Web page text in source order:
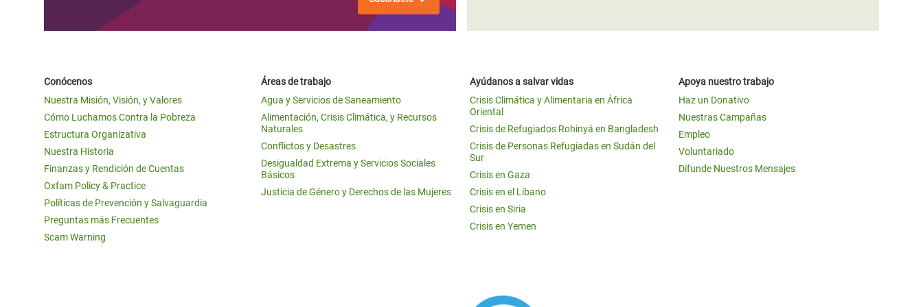
Conócenos
Nuestra Misión, Visión, y Valores
Cómo Luchamos Contra la Pobreza
Estructura Organizativa
Nuestra Historia
Finanzas y Rendición de Cuentas
Oxfam Policy & Practice
Políticas de Prevención y Salvaguardia
Preguntas más Frecuentes
Scam Warning
Áreas de trabajo
Agua y Servicios de Saneamiento
Alimentación, Crisis Climática, y Recursos
Naturales
Conflictos y Desastres
Desigualdad Extrema y Servicios Sociales
Básicos
Justicia de Género y Derechos de las Mujeres
Ayúdanos a salvar vidas
Crisis Climática y Alimentaria en África
Oriental
Crisis de Refugiados Rohinyá en Bangladesh
Crisis de Personas Refugiadas en Sudán del
Sur
Crisis en Gaza
Crisis en el Líbano
Crisis en Siria
Crisis en Yemen
Apoya nuestro trabajo
Haz un Donativo
Nuestras Campañas
Empleo
Voluntariado
Difunde Nuestros Mensajes